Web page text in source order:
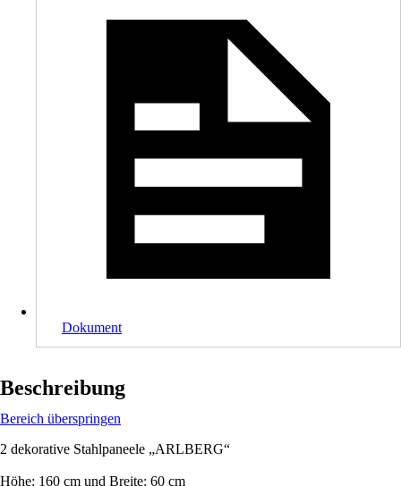
Dokument
Beschreibung
Bereich überspringen
2 dekorative Stahlpaneele „ARLBERG“
Höhe: 160 cm und Breite: 60 cm